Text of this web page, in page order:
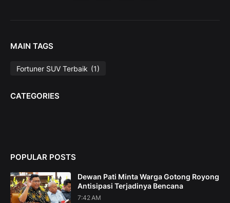
MAIN TAGS
Fortuner SUV Terbaik (1)
CATEGORIES
POPULAR POSTS
Dewan Pati Minta Warga Gotong Royong
Antisipasi Terjadinya Bencana
7:42 AM